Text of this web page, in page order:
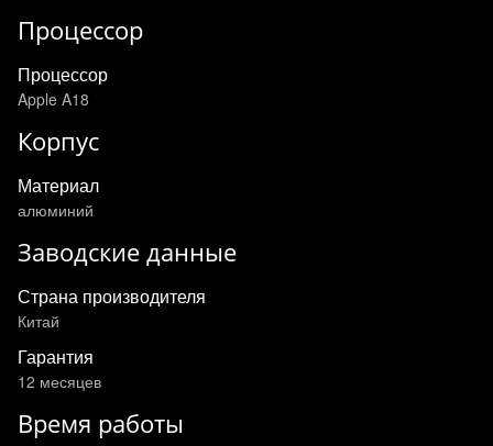
Процессор
Процессор
Apple A18
Корпус
Материал
алюминий
Заводские данные
Страна производителя
Китай
Гарантия
12 месяцев
Время работы